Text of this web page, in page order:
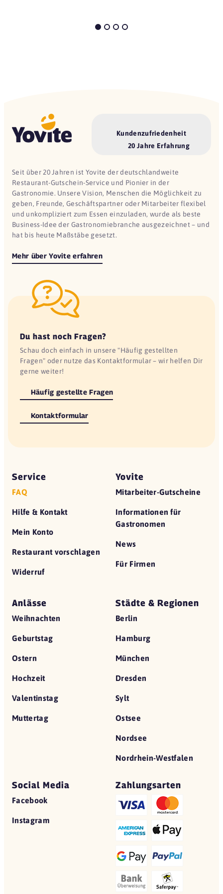
Kundenzufriedenheit
20 Jahre Erfahrung
Seit über 20 Jahren ist Yovite der deutschlandweite
Restaurant-Gutschein-Service und Pionier in der
Gastronomie. Unsere Vision, Menschen die Möglichkeit zu
geben, Freunde, Geschäftspartner oder Mitarbeiter flexibel
und unkompliziert zum Essen einzuladen, wurde als beste
Business-Idee der Gastronomiebranche ausgezeichnet – und
hat bis heute Maßstäbe gesetzt.
Mehr über Yovite erfahren
Du hast noch Fragen?
Schau doch einfach in unsere "Häufig gestellten
Fragen" oder nutze das Kontaktformular – wir helfen Dir
gerne weiter!
Häufig gestellte Fragen
Kontaktformular
Service
FAQ
Hilfe & Kontakt
Mein Konto
Restaurant vorschlagen
Widerruf
Yovite
Mitarbeiter-Gutscheine
Informationen für
Gastronomen
News
Für Firmen
Anlässe
Weihnachten
Geburtstag
Ostern
Hochzeit
Valentinstag
Muttertag
Städte & Regionen
Berlin
Hamburg
München
Dresden
Sylt
Ostsee
Nordsee
Nordrhein-Westfalen
Social Media
Facebook
Instagram
Zahlungsarten